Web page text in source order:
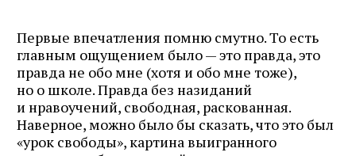
Первые впечатления помню смутно. То есть
главным ощущением было — это правда, это
правда не обо мне (хотя и обо мне тоже),
но о школе. Правда без назиданий
и нравоучений, свободная, раскованная.
Наверное, можно было бы сказать, что это был
«урок свободы», картина выигранного